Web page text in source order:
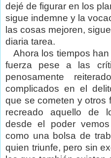
dejé de figurar en los
sigue indemne y la
las cosas mejoren,
diaria tarea.
Ahora los tiempos
fuerza pese a las
penosamente
complicados en el
que se cometen y otros
recreado aquello de
desde el poder
como una bolsa de
quien triunfe, pero sin